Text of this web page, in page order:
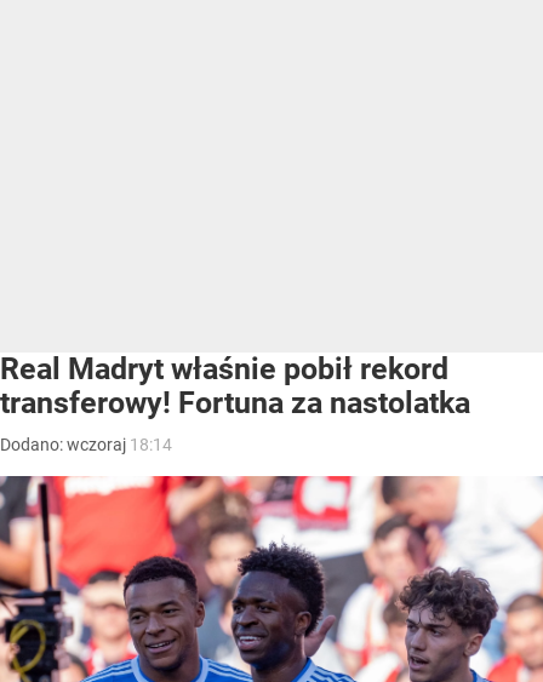
Real Madryt właśnie pobił rekord
transferowy! Fortuna za nastolatka
Dodano:wczoraj 18:14